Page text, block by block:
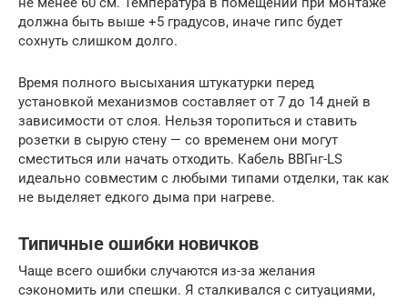
должна быть выше +5 градусов, иначе гипс будет
сохнуть слишком долго.
Время полного высыхания штукатурки перед
установкой механизмов составляет от 7 до 14 дней в
зависимости от слоя. Нельзя торопиться и ставить
розетки в сырую стену — со временем они могут
сместиться или начать отходить. Кабель ВВГнг-LS
идеально совместим с любыми типами отделки, так как
не выделяет едкого дыма при нагреве.
Типичные ошибки новичков
Чаще всего ошибки случаются из-за желания
сэкономить или спешки. Я сталкивался с ситуациями,